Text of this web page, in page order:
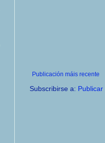
Publicación máis recente
Subscribirse a: